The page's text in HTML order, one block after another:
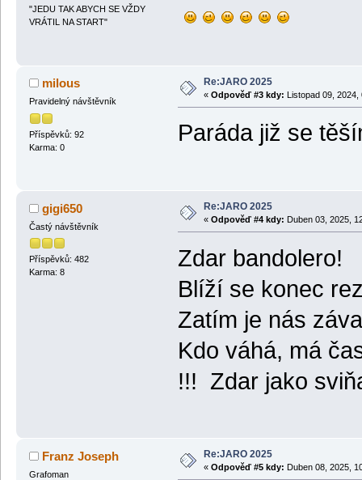
"JEDU TAK ABYCH SE VŽDY
VRÁTIL NA START"
milous
Pravidelný návštěvník
Příspěvků: 92
Karma: 0
Re:JARO 2025
« Odpověď #3 kdy: Listopad 09, 2024,
Paráda již se
gigi650
Častý návštěvník
Příspěvků: 482
Karma: 8
Re:JARO 2025
« Odpověď #4 kdy: Duben 03, 2025,
Zdar bandolero!
Blíží se konec
Zatím je nás
Kdo váhá, má
!!! Zdar jako
Franz Joseph
Grafoman
Re:JARO 2025
« Odpověď #5 kdy: Duben 08, 2025,